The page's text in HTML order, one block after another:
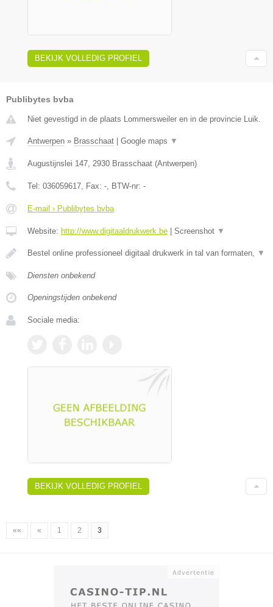
BEKIJK VOLLEDIG PROFIEL
Publibytes bvba
Niet gevestigd in de plaats Lommersweiler en in de provincie Luik.
Antwerpen » Brasschaat Google maps ▼
Augustijnslei 147, 2930 Brasschaat (Antwerpen)
Tel: 036059617, Fax: -, BTW-nr: -
E-mail › Publibytes bvba
Website: http://www.digitaaldrukwerk.be Screenshot ▼
Bestel online professioneel digitaal drukwerk in tal van formaten, ▼
Diensten onbekend
Openingstijden onbekend
Sociale media:
BEKIJK VOLLEDIG PROFIEL
«« « 1 2 3